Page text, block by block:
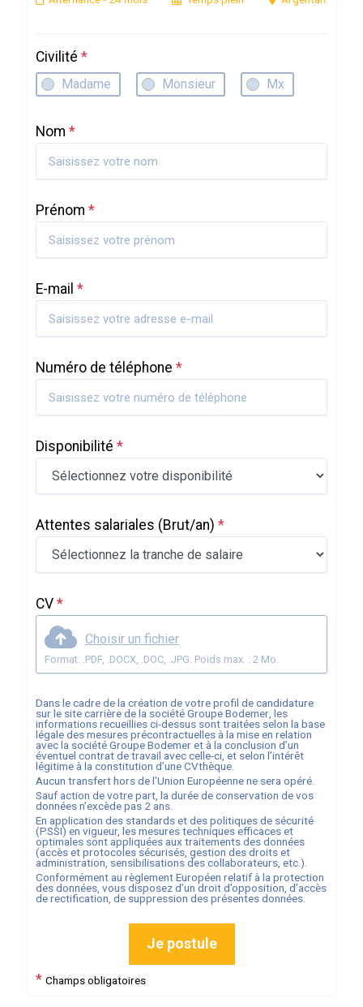
Civilité *
Madame Monsieur Mx
Nom *
Prénom *
E-mail *
Numéro de téléphone *
Disponibilité *
Attentes salariales (Brut/an) *
CV *
Choisir un fichier
Format: .PDF, .DOCX, .DOC, .JPG. Poids max. : 2 Mo.
Dans le cadre de la création de votre profil de candidature
sur le site carrière de la sociétéGroupe Bodemer, les
informations recueillies ci-dessus sont traitées selon la base
légale des mesures précontractuelles à la mise en relation
avec la sociétéGroupe Bodemeret à la conclusion d’un
éventuel contrat de travail avec celle-ci, et selon l’intérêt
légitime à la constitution d’une CVthèque.
Aucun transfert hors de l’Union Européenne ne sera opéré.
Sauf action de votre part, la durée de conservation de vos
données n’excède pas 2 ans.
En application des standards et des politiques de sécurité
(PSSI) en vigueur, les mesures techniques efficaces et
optimales sont appliquées aux traitements des données
(accès et protocoles sécurisés, gestion des droits et
administration, sensibilisations des collaborateurs, etc.).
Conformément au règlement Européen relatif à la protection
des données, vous disposez d’un droit d’opposition, d’accès
de rectification, de suppression des présentes données.
Je postule
* Champs obligatoires